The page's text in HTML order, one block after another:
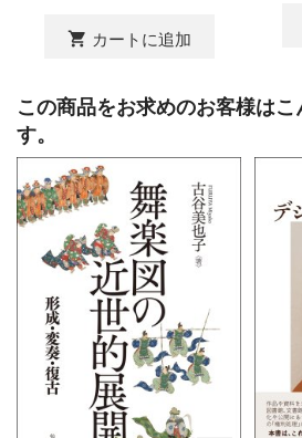
shopping_cart カートに追加
この商品をお求めのお客様は
す。